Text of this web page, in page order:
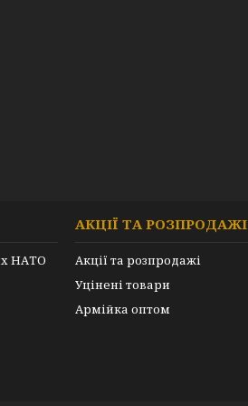
НАТО
АКЦІЇ ТА РОЗПРОДАЖІ
Акції та розпродажі
Уцінені товари
Армійка оптом